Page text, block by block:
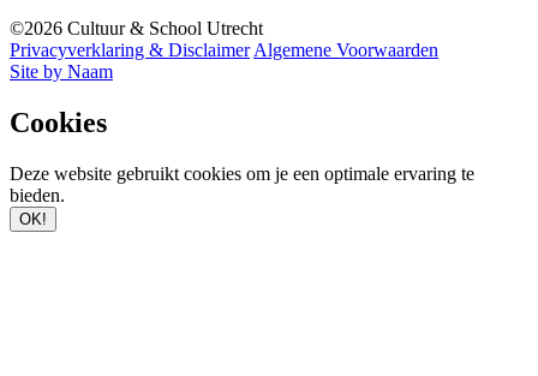
©2026 Cultuur & School Utrecht
Privacyverklaring & Disclaimer Algemene Voorwaarden
Site by Naam
Cookies
Deze website gebruikt cookies om je een optimale ervaring te
bieden.
OK!